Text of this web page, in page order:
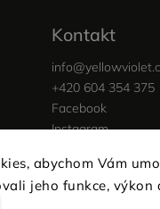
abychom Vám
jeho funkce,
Kontakt
info@
+420 604 354 375
Facebook
Instagram